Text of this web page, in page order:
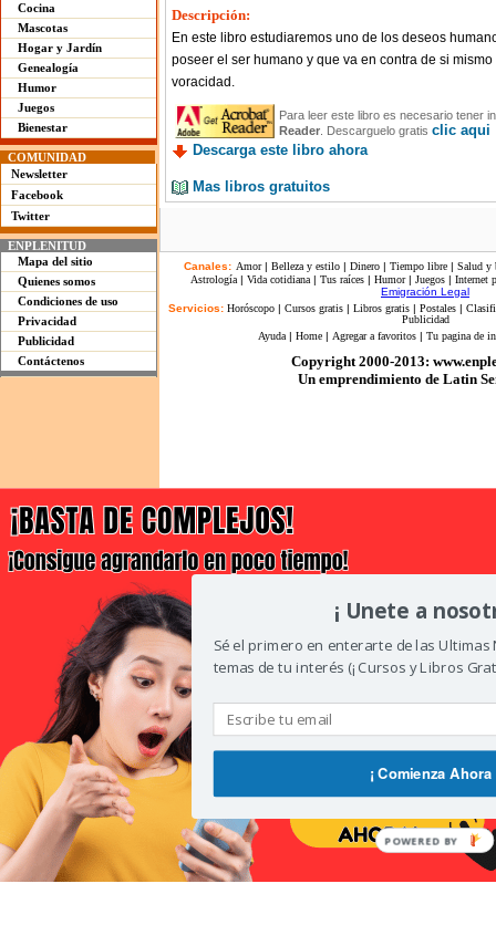
Cocina
Mascotas
Hogar y Jardín
Genealogía
Humor
Juegos
Bienestar
COMUNIDAD
Newsletter
Facebook
Twitter
ENPLENITUD
Mapa del sitio
Quienes somos
Condiciones de uso
Privacidad
Publicidad
Contáctenos
Descripción:
En este libro estudiaremos uno de los deseos
poseer el ser humano y que va en contra de si
voracidad.
Para leer este libro es necesario tener
Reader . Descarguelo gratis clic aqui
Descarga este libro ahora
Mas libros gratuitos
Canales: Amor| Belleza y estilo| Dinero| Tiempo libre| Salud y
Astrología | Vida cotidiana | Tus raíces | Humor| Juegos | Internet
Emigración Legal
Servicios: Horóscopo | Cursos gratis | Libros gratis | Postales |
Publicidad
Ayuda| Home| Agregar a favoritos| Tu pagina de
Copyright 2000-2013:
Un emprendimiento de Latin
¡ Unete a
Sé el primero en enterarte de las Ultimas
temas de tu interés (¡ Cursos y Libros
¡ Comienza Ahora
POWERED BY